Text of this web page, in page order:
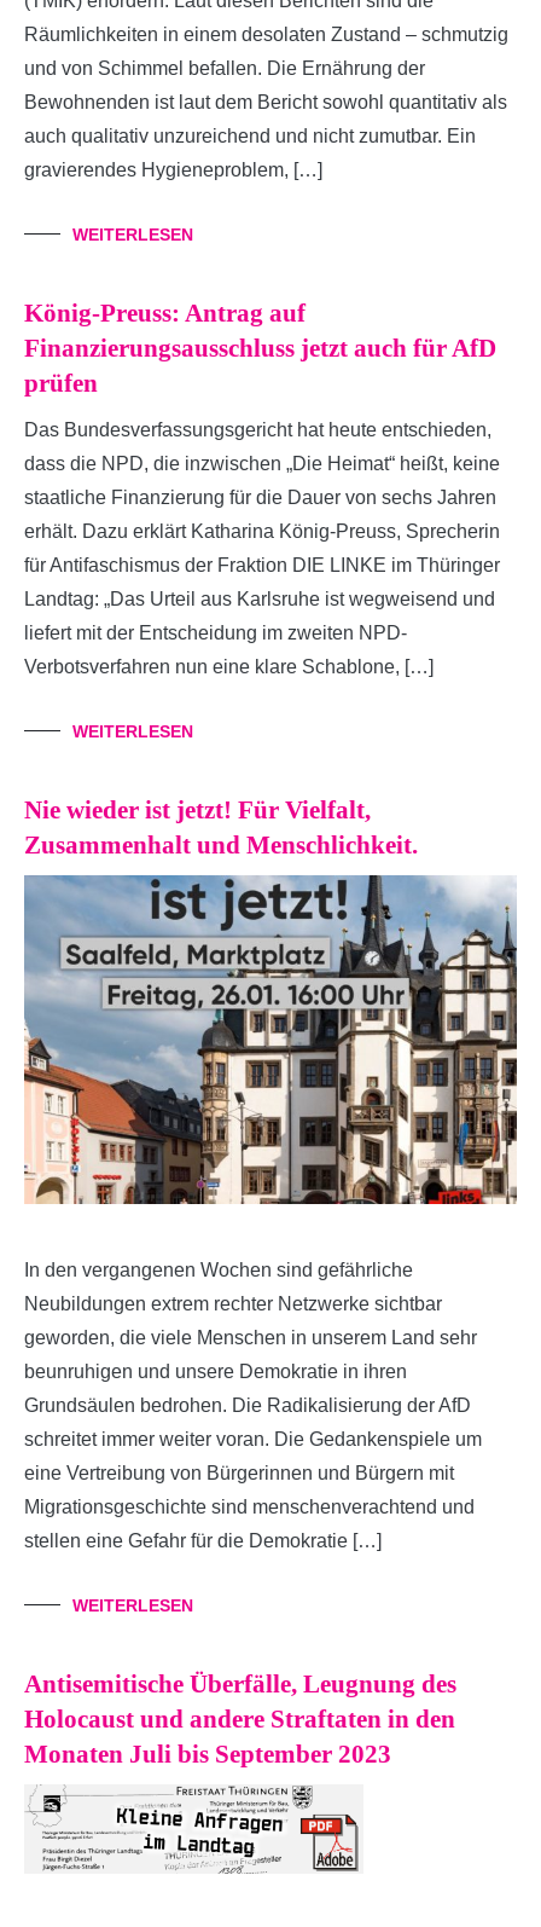
Räumlichkeiten in einem desolaten Zustand – schmutzig
und von Schimmel befallen. Die Ernährung der
Bewohnenden ist laut dem Bericht sowohl quantitativ als
auch qualitativ unzureichend und nicht zumutbar. Ein
gravierendes Hygieneproblem, […]
WEITERLESEN
König-Preuss: Antrag auf
Finanzierungsausschluss jetzt auch für AfD
prüfen
Das Bundesverfassungsgericht hat heute entschieden,
dass die NPD, die inzwischen „Die Heimat“ heißt, keine
staatliche Finanzierung für die Dauer von sechs Jahren
erhält. Dazu erklärt Katharina König-Preuss, Sprecherin
für Antifaschismus der Fraktion DIE LINKE im Thüringer
Landtag: „Das Urteil aus Karlsruhe ist wegweisend und
liefert mit der Entscheidung im zweiten NPD-
Verbotsverfahren nun eine klare Schablone, […]
WEITERLESEN
Nie wieder ist jetzt! Für Vielfalt,
Zusammenhalt und Menschlichkeit.
In den vergangenen Wochen sind gefährliche
Neubildungen extrem rechter Netzwerke sichtbar
geworden, die viele Menschen in unserem Land sehr
beunruhigen und unsere Demokratie in ihren
Grundsäulen bedrohen. Die Radikalisierung der AfD
schreitet immer weiter voran. Die Gedankenspiele um
eine Vertreibung von Bürgerinnen und Bürgern mit
Migrationsgeschichte sind menschenverachtend und
stellen eine Gefahr für die Demokratie […]
WEITERLESEN
Antisemitische Überfälle, Leugnung des
Holocaust und andere Straftaten in den
Monaten Juli bis September 2023